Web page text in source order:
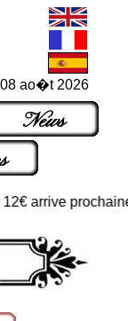
ao�t 2026
News